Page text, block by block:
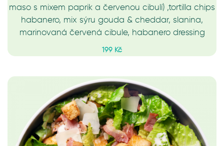
maso s mixem paprik a červenou cibulí) ,tortilla chips
habanero, mix sýru gouda & cheddar, slanina,
marinovaná červená cibule, habanero dressing
199 Kč